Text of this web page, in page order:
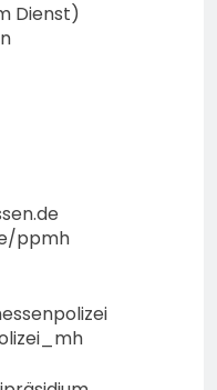
Dienst)
ppmh